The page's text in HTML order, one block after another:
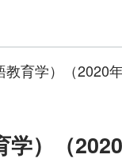
育学）（2020
学）（